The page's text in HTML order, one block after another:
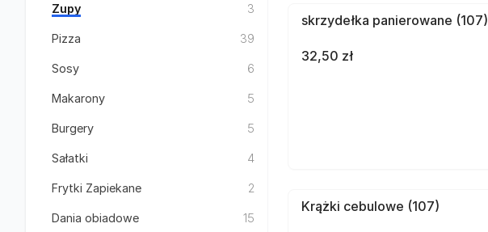
Zupy 3
Pizza 39
Sosy 6
Makarony 5
Burgery 5
Sałatki 4
Frytki Zapiekane 2
Dania obiadowe 15
skrzydełka panierowane (107)
32,50 zł
Krążki cebulowe (107)